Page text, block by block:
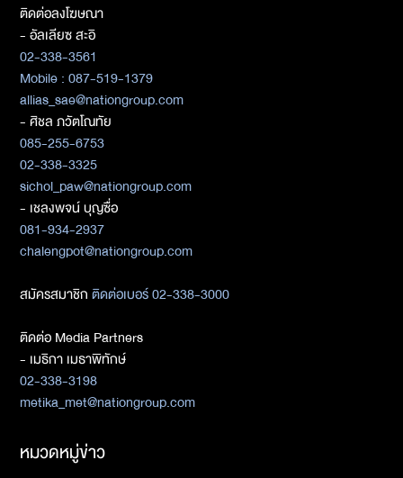
ติดต่อลงโฆษณา
- อัลเลียซ สะอิ
02-338-3561
Mobile : 087-519-1379
allias_sae@nationgroup.com
- ศิชล ภวัตโณทัย
085-255-6753
02-338-3325
sichol_paw@nationgroup.com
- เชลงพจน์ บุญซื่อ
081-934-2937
chalengpot@nationgroup.com
สมัครสมาชิกติดต่อเบอร์ 02-338-3000
ติดต่อ Media Partners
- เมธิกา เมธาพิทักษ์
02-338-3198
metika_met@nationgroup.com
หมวดหมู่ข่าว